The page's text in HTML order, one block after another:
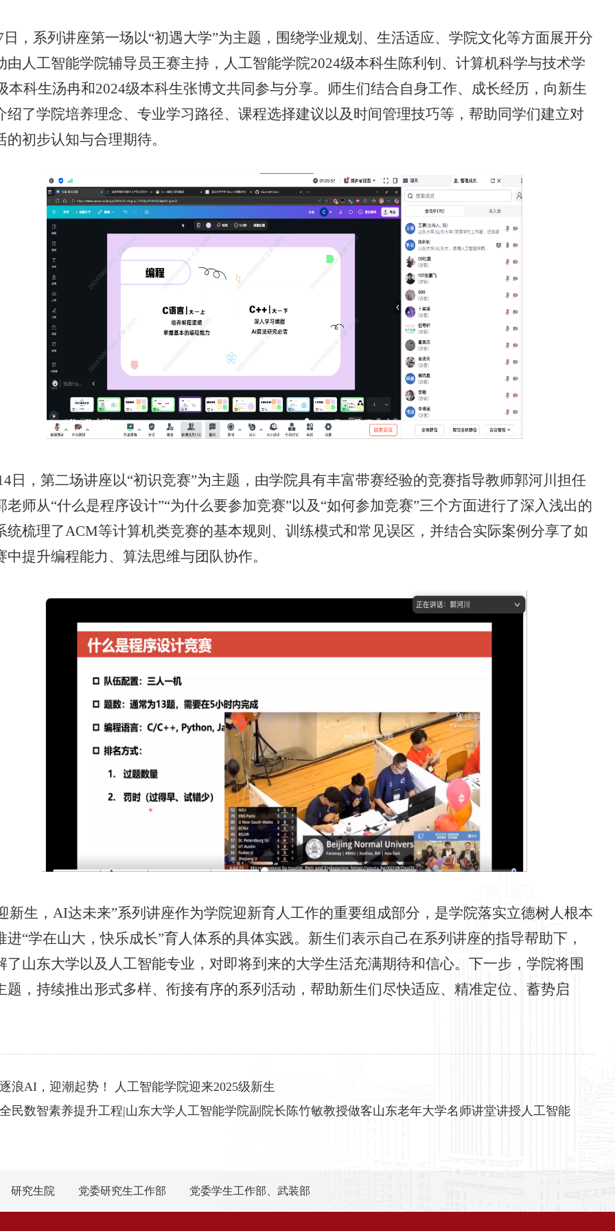
日，系列讲座第一场以“初遇大学”为主题，围绕学业规划、生活适应、学院文化等方面展开分
由人工智能学院辅导员王赛主持，人工智能学院2024级本科生陈利钊、计算机科学与技术学
本科生汤冉和2024级本科生张博文共同参与分享。师生们结合自身工作、成长经历，向新生
绍了学院培养理念、专业学习路径、课程选择建议以及时间管理技巧等，帮助同学们建立对
的初步认知与合理期待。
日，第二场讲座以“初识竞赛”为主题，由学院具有丰富带赛经验的竞赛指导教师郭河川担任
老师从“什么是程序设计”“为什么要参加竞赛”以及“如何参加竞赛”三个方面进行了深入浅出的
统梳理了ACM等计算机类竞赛的基本规则、训练模式和常见误区，并结合实际案例分享了如
中提升编程能力、算法思维与团队协作。
新生，AI达未来”系列讲座作为学院迎新育人工作的重要组成部分，是学院落实立德树人根本
进“学在山大，快乐成长”育人体系的具体实践。新生们表示自己在系列讲座的指导帮助下，
了山东大学以及人工智能专业，对即将到来的大学生活充满期待和信心。下一步，学院将围
题，持续推出形式多样、衔接有序的系列活动，帮助新生们尽快适应、精准定位、蓄势启
逐浪AI，迎潮起势！ 人工智能学院迎来2025级新生
全民数智素养提升工程|山东大学人工智能学院副院长陈竹敏教授做客山东老年大学名师讲堂讲授人工智能
研究生院 党委研究生工作部 党委学生工作部、武装部